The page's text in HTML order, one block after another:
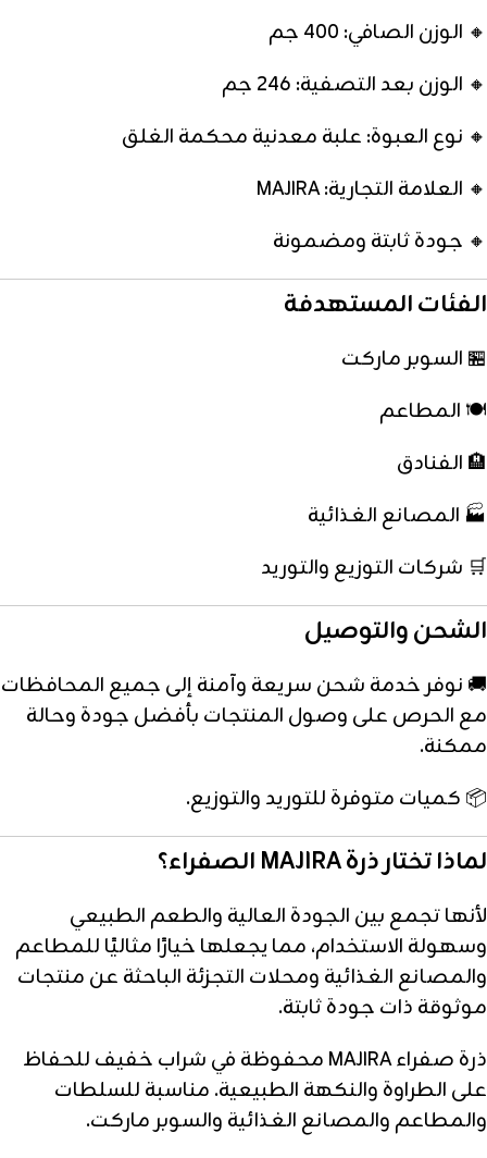
🔸 الوزن الصافي: 400 جم
🔸 الوزن بعد التصفية: 246 جم
🔸 نوع العبوة: علبة معدنية محكمة الغلق
🔸 العلامة التجارية: MAJIRA
🔸 جودة ثابتة ومضمونة
الفئات المستهدفة
🏪 السوبر ماركت
🍽️ المطاعم
🏨 الفنادق
🏭 المصانع الغذائية
🛒 شركات التوزيع والتوريد
الشحن والتوصيل
🚚 نوفر خدمة شحن سريعة وآمنة إلى جميع المحافظات
مع الحرص على وصول المنتجات بأفضل جودة وحالة
ممكنة.
📦 كميات متوفرة للتوريد والتوزيع.
لماذا تختار ذرة MAJIRA الصفراء؟
لأنها تجمع بين الجودة العالية والطعم الطبيعي
وسهولة الاستخدام، مما يجعلها خيارًا مثاليًا للمطاعم
والمصانع الغذائية ومحلات التجزئة الباحثة عن منتجات
موثوقة ذات جودة ثابتة.
ذرة صفراء MAJIRA محفوظة في شراب خفيف للحفاظ
على الطراوة والنكهة الطبيعية. مناسبة للسلطات
والمطاعم والمصانع الغذائية والسوبر ماركت.